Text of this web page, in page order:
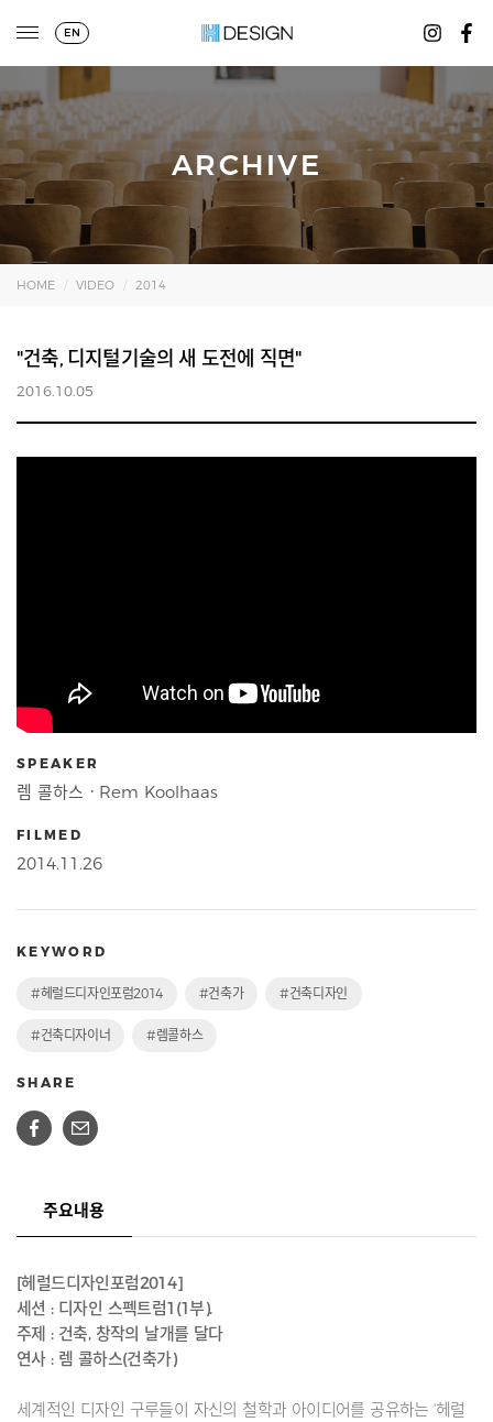
EN
ARCHIVE
HOME VIDEO 2014
"건축, 디지털기술의 새 도전에 직면"
2016.10.05
SPEAKER
렘 콜하스ㆍRem Koolhaas
FILMED
2014.11.26
KEYWORD
#헤럴드디자인포럼2014 #건축가 #건축디자인
#건축디자이너 #렘콜하스
SHARE
주요내용
[헤럴드디자인포럼2014]
세션 : 디자인 스펙트럼1(1부).
주제 : 건축, 창작의 날개를 달다
연사 : 렘 콜하스(건축가)
세계적인 디자인 구루들이 자신의 철학과 아이디어를 공유하는 '헤럴